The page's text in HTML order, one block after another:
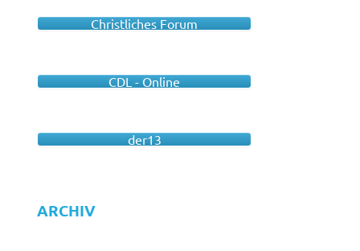
Christliches Forum
CDL - Online
der13
ARCHIV